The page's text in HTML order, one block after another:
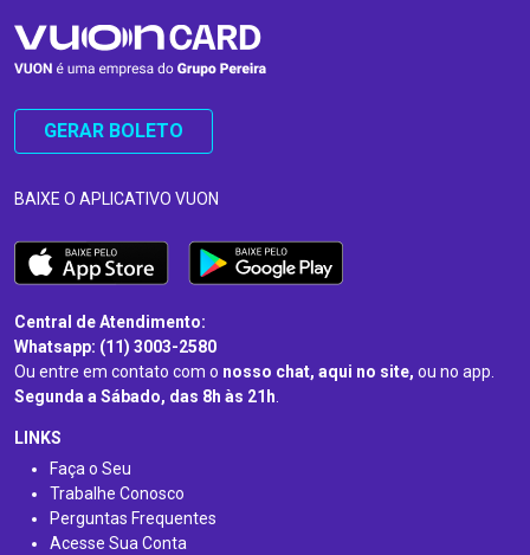
GERAR BOLETO
BAIXE O APLICATIVO VUON
Central de Atendimento:
Whatsapp: (11) 3003-2580
Ou entre em contato com o nosso chat, aqui no site, ou no app.
Segunda a Sábado, das 8h às 21h.
LINKS
Faça o Seu
Trabalhe Conosco
Perguntas Frequentes
Acesse Sua Conta